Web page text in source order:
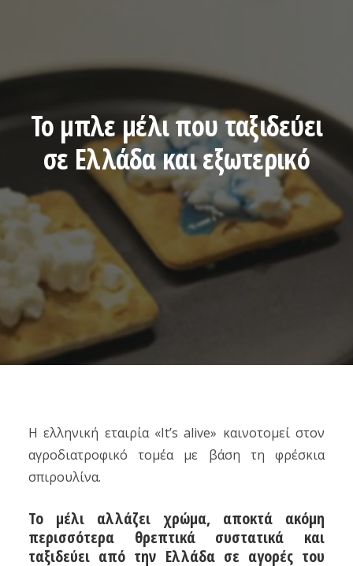
Το μπλε μέλι που ταξιδεύει
σε Ελλάδα και εξωτερικό
Η ελληνική εταιρία «It’s alive» καινοτομεί στον
αγροδιατροφικό τομέα με βάση τη φρέσκια
σπιρουλίνα.
Το μέλι αλλάζει χρώμα, αποκτά ακόμη
περισσότερα θρεπτικά συστατικά και
ταξιδεύει από την Ελλάδα σε αγορές του